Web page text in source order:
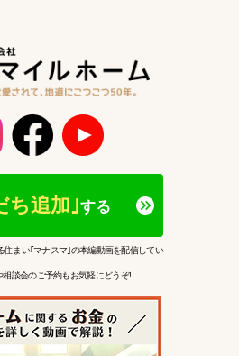
ち追加｣する
住まい｢マナスマ｣の本編動画を配信してい
相談会のご予約もお気軽にどうぞ!